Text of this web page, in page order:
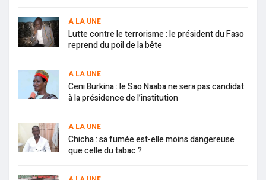
A LA UNE
Lutte contre le terrorisme : le président du Faso
reprend du poil de la bête
A LA UNE
Ceni Burkina : le Sao Naaba ne sera pas candidat
à la présidence de l’institution
A LA UNE
Chicha : sa fumée est-elle moins dangereuse
que celle du tabac ?